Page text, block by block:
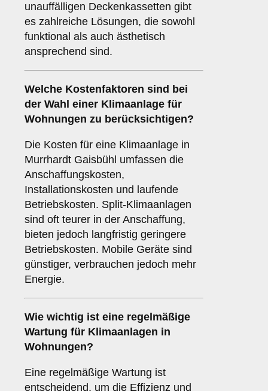
unauffälligen Deckenkassetten gibt
es zahlreiche Lösungen, die sowohl
funktional als auch ästhetisch
ansprechend sind.
Welche Kostenfaktoren sind bei
der Wahl einer Klimaanlage für
Wohnungen zu berücksichtigen?
Die Kosten für eine Klimaanlage in
Murrhardt Gaisbühl umfassen die
Anschaffungskosten,
Installationskosten und laufende
Betriebskosten. Split-Klimaanlagen
sind oft teurer in der Anschaffung,
bieten jedoch langfristig geringere
Betriebskosten. Mobile Geräte sind
günstiger, verbrauchen jedoch mehr
Energie.
Wie wichtig ist eine regelmäßige
Wartung für Klimaanlagen in
Wohnungen?
Eine regelmäßige Wartung ist
entscheidend, um die Effizienz und